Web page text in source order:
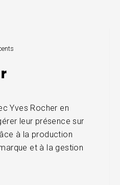
Yves Rocher en
leur présence sur
à la production
et à la gestion